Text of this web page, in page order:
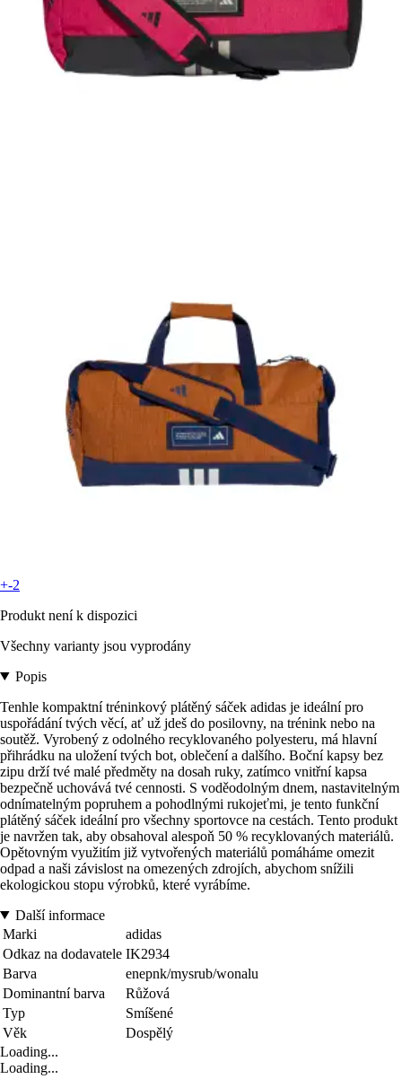
+-2
Produkt není k dispozici
Všechny varianty jsou vyprodány
Popis
Tenhle kompaktní tréninkový plátěný sáček adidas je ideální pro
uspořádání tvých věcí, ať už jdeš do posilovny, na trénink nebo na
soutěž. Vyrobený z odolného recyklovaného polyesteru, má hlavní
přihrádku na uložení tvých bot, oblečení a dalšího. Boční kapsy bez
zipu drží tvé malé předměty na dosah ruky, zatímco vnitřní kapsa
bezpečně uchovává tvé cennosti. S voděodolným dnem, nastavitelným
odnímatelným popruhem a pohodlnými rukojeťmi, je tento funkční
plátěný sáček ideální pro všechny sportovce na cestách. Tento produkt
je navržen tak, aby obsahoval alespoň 50 % recyklovaných materiálů.
Opětovným využitím již vytvořených materiálů pomáháme omezit
odpad a naši závislost na omezených zdrojích, abychom snížili
ekologickou stopu výrobků, které vyrábíme.
Další informace
Marki
adidas
Odkaz na dodavatele IK2934
Barva
enepnk/mysrub/wonalu
Dominantní barva
Růžová
Typ
Smíšené
Věk
Dospělý
Loading...
Loading...